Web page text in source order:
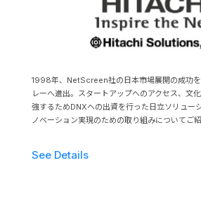
1998年、NetScreen社の日本市場展開の成功
レーへ進出。スタートアップへのアクセス、文
強するためDNXへの出資を行った日立ソリュー
ノベーション実現のための取り組みについてご紹
See Details